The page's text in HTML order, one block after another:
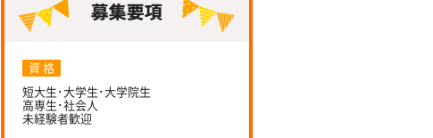
資 格
短大生･大学生･大学院生
高専生･社会人
未経験者歓迎